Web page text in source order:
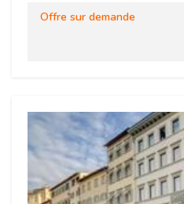
Offre sur demande